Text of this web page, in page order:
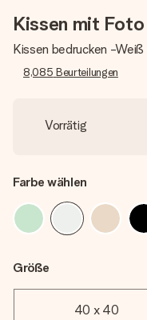
Kissen mit Foto
Kissen bedrucken -
8,085 Beurteilungen
Vorrätig
Farbe wählen
Größe
40 x 40